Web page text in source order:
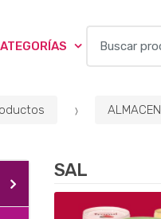
:
ALMACEN
SAL